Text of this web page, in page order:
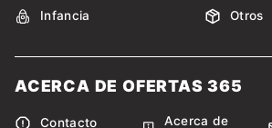
Infancia Otros
ACERCA DE OFERTAS 365
Contacto
Acerca de